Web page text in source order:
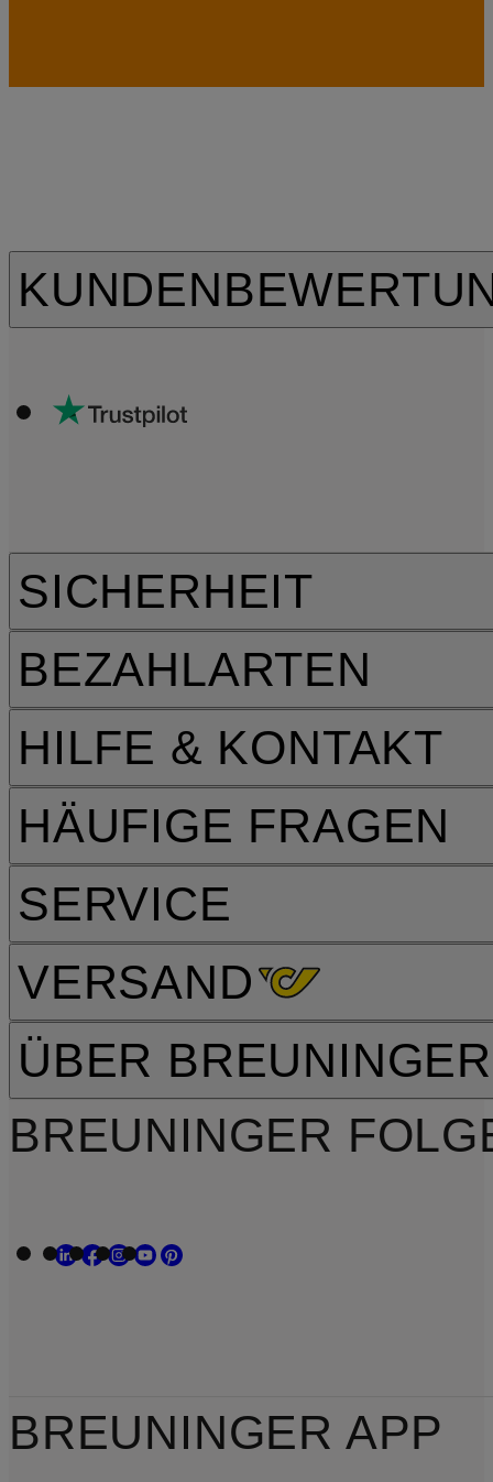
HILFE & KONTAKT
HÄUFIGE FRAGEN
SERVICE
VERSAND
SICHERHEIT
BEZAHLARTEN
ÜBER BREUNINGER
BREUNINGER
BREUNINGER APP